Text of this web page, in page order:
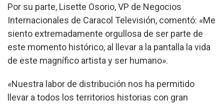
Por su parte, Lisette Osorio, VP de Negocios
Internacionales de Caracol Televisión, comentó: «Me
siento extremadamente orgullosa de ser parte de
este momento histórico, al llevar a la pantalla la vida
de este magnífico artista y ser humano».
«Nuestra labor de distribución nos ha permitido
llevar a todos los territorios historias con gran